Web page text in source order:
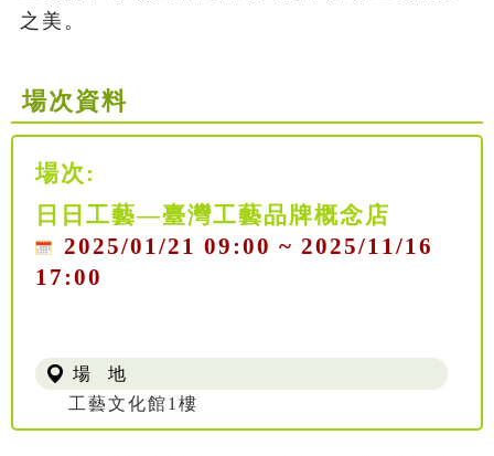
之美。
場次資料
場次:
日日工藝—臺灣工藝品牌概念店
2025/01/21 09:00 ~ 2025/11/16
17:00
場 地
工藝文化館1樓